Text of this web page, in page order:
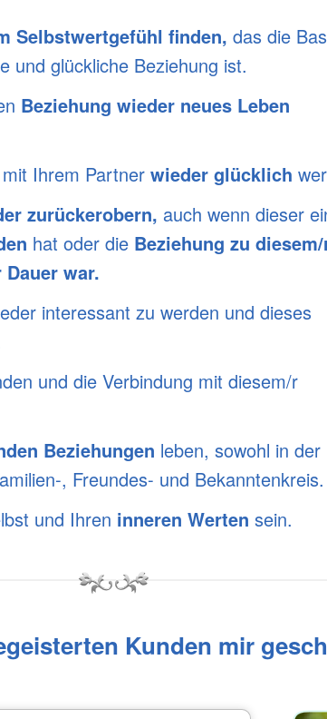
Selbstwertgefühl finden, das die
und glückliche Beziehung ist.
Beziehung wieder neues Leben
Ihrem Partner wieder glücklich
zurückerobern, auch wenn dieser
hat oder die Beziehung zu
war.
interessant zu werden und dieses
und die Verbindung mit diesem/r
Beziehungen leben, sowohl in der
, Freundes- und Bekanntenkreis.
und Ihren inneren Werten sein.
Kunden mir